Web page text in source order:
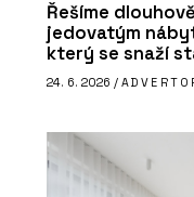
Řešíme
jedovatým
který se snaží
24. 6. 2026 /